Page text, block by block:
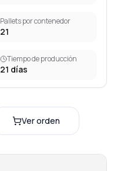
Pallets por contenedor
21
Tiempo de producción
21 días
Ver orden